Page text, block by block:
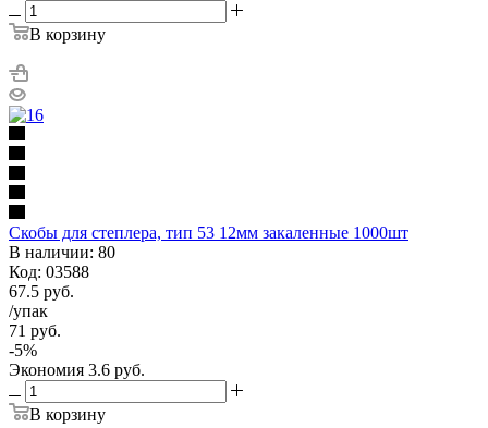
В корзину
Скобы для степлера, тип 53 12мм закаленные 1000шт
В наличии: 80
Код: 03588
67.5 руб.
/упак
71 руб.
-5%
Экономия 3.6 руб.
В корзину